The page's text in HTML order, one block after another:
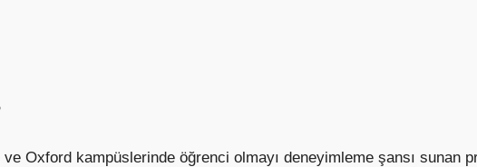
Oxford kampüslerinde öğrenci olmayı deneyimleme şansı sunan